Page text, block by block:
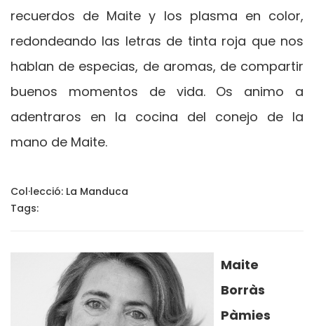
recuerdos de Maite y los plasma en color,
redondeando las letras de tinta roja que nos
hablan de especias, de aromas, de compartir
buenos momentos de vida. Os animo a
adentraros en la cocina del conejo de la
mano de Maite.
Col·lecció: La Manduca
Tags:
Maite
Borràs
Pàmies